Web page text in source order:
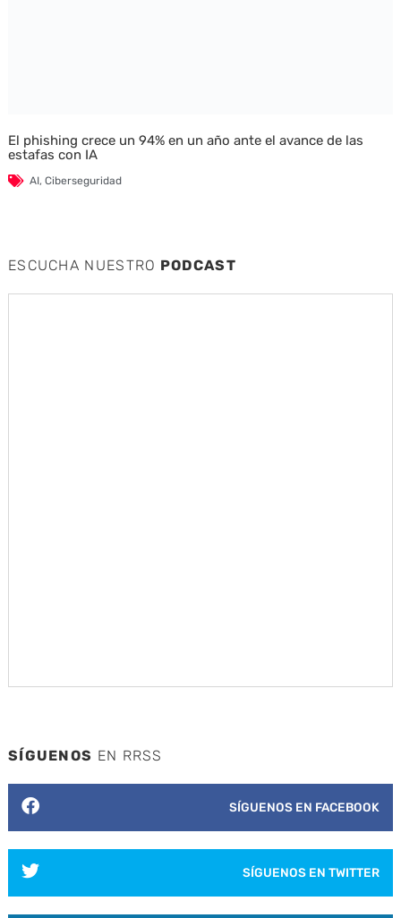
El phishing crece un 94% en un año ante el avance de las
estafas con IA
AI, Ciberseguridad
ESCUCHA NUESTRO PODCAST
SÍGUENOS EN RRSS
SÍGUENOS EN FACEBOOK
SÍGUENOS EN TWITTER